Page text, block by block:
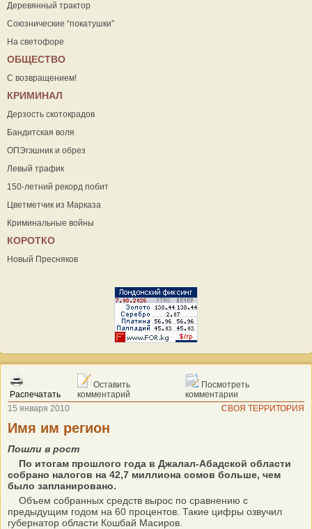
Деревянный трактор
Союзнические “покатушки”
На светофоре
ОБЩЕСТВО
С возвращением!
КРИМИНАЛ
Дерзость скотокрадов
Бандитская воля
ОПЭгэшник и обрез
Левый трафик
150-летний рекорд побит
Цветметчик из Марказа
Криминальные войны
КОРОТКО
Новый Пресняков
Распечатать
Оставить
комментарий
Посмотреть
комментарии
15 января 2010
СВОЯ ТЕРРИТОРИЯ
Имя им регион
Пошли в рост
По итогам прошлого года в Джалал-Абадской области
собрано налогов на 42,7 миллиона сомов больше, чем
было запланировано.
Объем собранных средств вырос по сравнению с
предыдущим годом на 60 процентов. Такие цифры озвучил
губернатор области Кошбай Масиров.